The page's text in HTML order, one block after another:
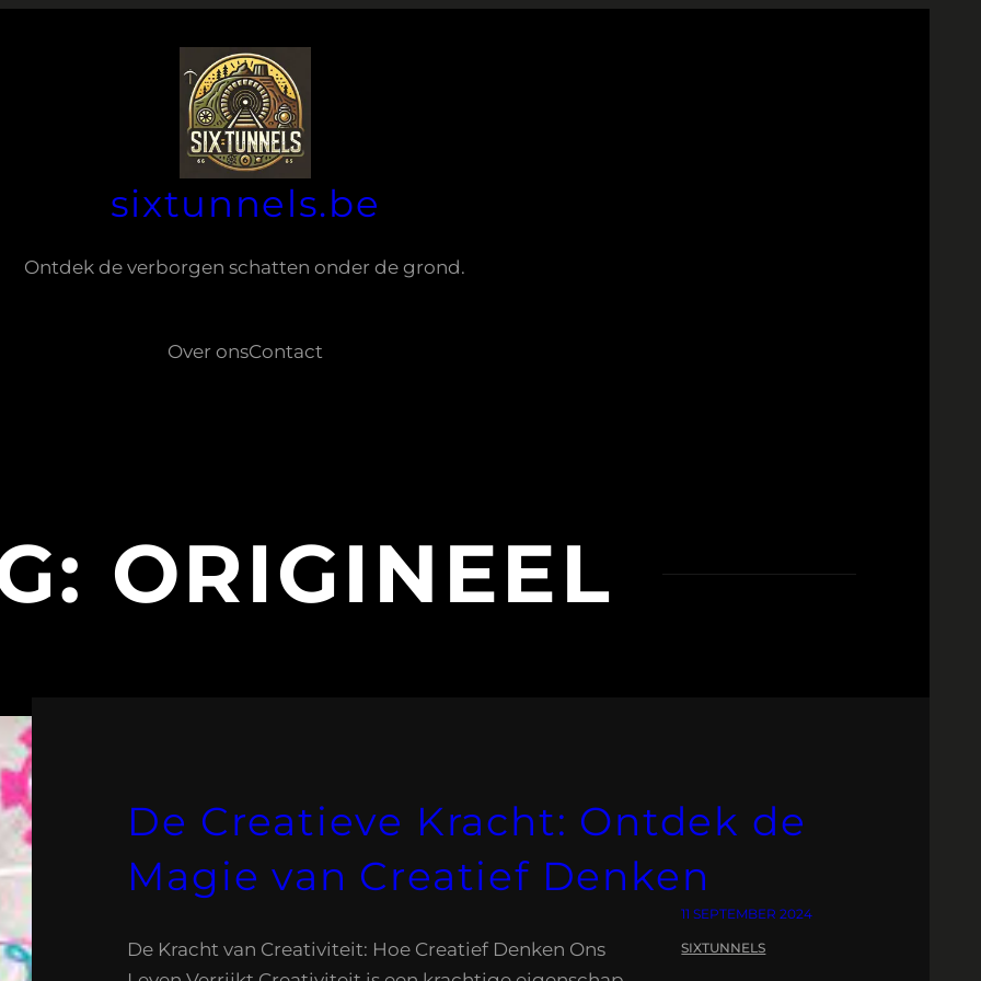
sixtunnels.be
Ontdek de verborgen schatten onder de grond.
Over onsContact
ORIGINEEL
De Creatieve Kracht: Ontdek de
Magie van Creatief Denken
De Kracht van Creativiteit: Hoe Creatief Denken Ons
11 SEPTEMBER 2024
SIXTUNNELS